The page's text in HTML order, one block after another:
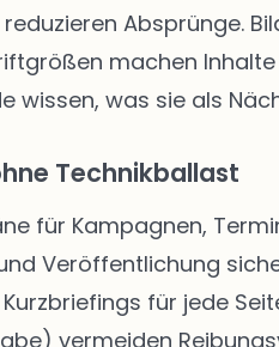
Absprünge.
machen
wissen, was sie als
Technikballast
für Kampagnen,
Veröffentlichung
für jede
vermeiden